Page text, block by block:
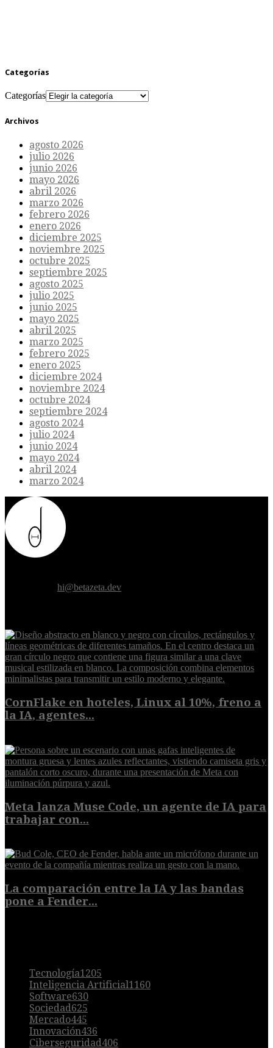
Categorías
Categorías
Archivos
agosto 2026
julio 2026
junio 2026
mayo 2026
abril 2026
marzo 2026
febrero 2026
enero 2026
diciembre 2025
noviembre 2025
octubre 2025
septiembre 2025
agosto 2025
julio 2025
junio 2025
mayo 2025
abril 2025
marzo 2025
febrero 2025
enero 2025
diciembre 2024
noviembre 2024
octubre 2024
septiembre 2024
agosto 2024
julio 2024
junio 2024
mayo 2024
abril 2024
marzo 2024
hi@betazeta.dev
CornFlake en hoteles, Linux al 10%, freno a
la IA, agentes...
Meta lanza Muse Code, un agente de IA para
trabajar con...
La comparación entre la IA y las bandas
pone a Fender...
Tecnología1205
Inteligencia Artificial1160
Software630
Sociedad625
Mercado445
Innovación436
Ciberseguridad406